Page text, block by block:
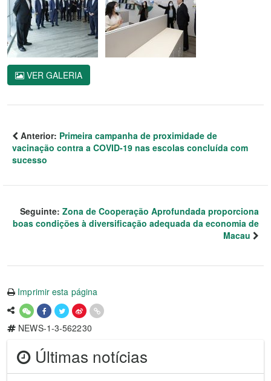
VER GALERIA
Anterior: Primeira campanha de proximidade de
vacinação contra a COVID-19 nas escolas concluída com
sucesso
Seguinte: Zona de Cooperação Aprofundada proporciona
boas condições à diversificação adequada da economia de
Macau
Imprimir esta página
NEWS-1-3-562230
Últimas notícias